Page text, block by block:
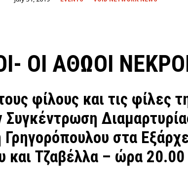
ΟΙ ΑΘΩΟΙ
φίλους και τις φίλες
στα
και Τζαβέλλα – ώρα 20.00